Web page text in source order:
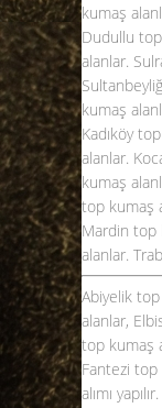
kumaş
Dudullu
alanlar.
kumaş
Kadıköy
alanlar.
kumaş
top kumaş
Mardin top
alanlar.
Abiyelik
alanlar,
top kumaş
Fantezi
alımı